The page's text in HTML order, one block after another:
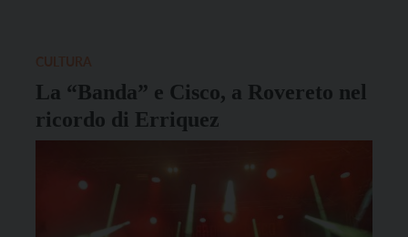
La “Banda” e Cisco, a Rovereto nel
ricordo di Erriquez